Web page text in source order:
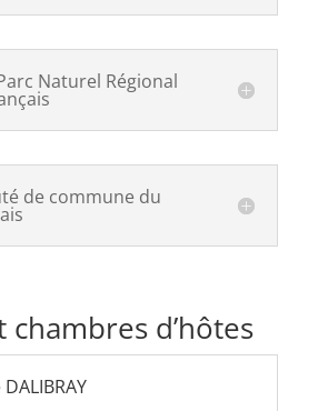
Naturel Régional
de commune du
chambres d’hôtes